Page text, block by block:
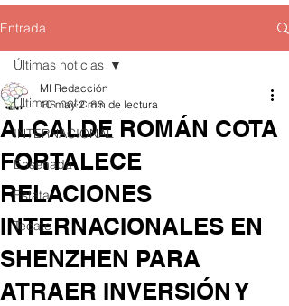
Entrada
Últimas noticias
INTERNACIONAL
Ensenada
Estatal
Tecate
Últimas noticias
ALCALDE ROMÁN COTA
FORTALECE
RELACIONES
INTERNACIONALES EN
SHENZHEN PARA
ATRAER INVERSIÓN Y
MI Redacción
10 may 2 min de lectura